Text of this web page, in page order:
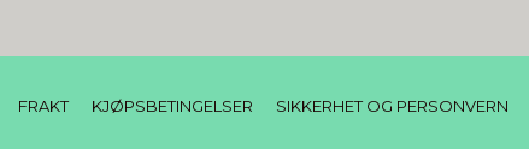
FRAKT KJØPSBETINGELSER SIKKERHET OG PERSONVERN